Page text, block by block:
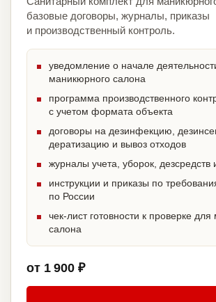
базовые договоры, журналы, приказы
и производственный контроль.
уведомление о начале
маникюрного салона
программа производственного
с учетом формата объекта
договоры на дезинфекцию,
дератизацию и вывоз отходов
журналы учета, уборок, дезсредств
инструкции и приказы по
по России
чек-лист готовности к проверке
салона
от 1 900 ₽